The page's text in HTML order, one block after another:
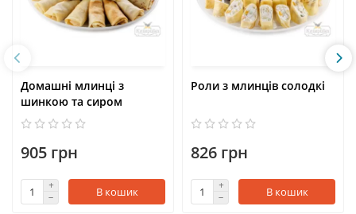
Домашні млинці з
шинкою та сиром
905 грн
В кошик
Роли з млинців солодкі
826 грн
В кошик